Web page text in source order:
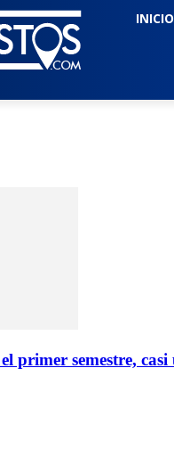
INICIO
primer semestre,